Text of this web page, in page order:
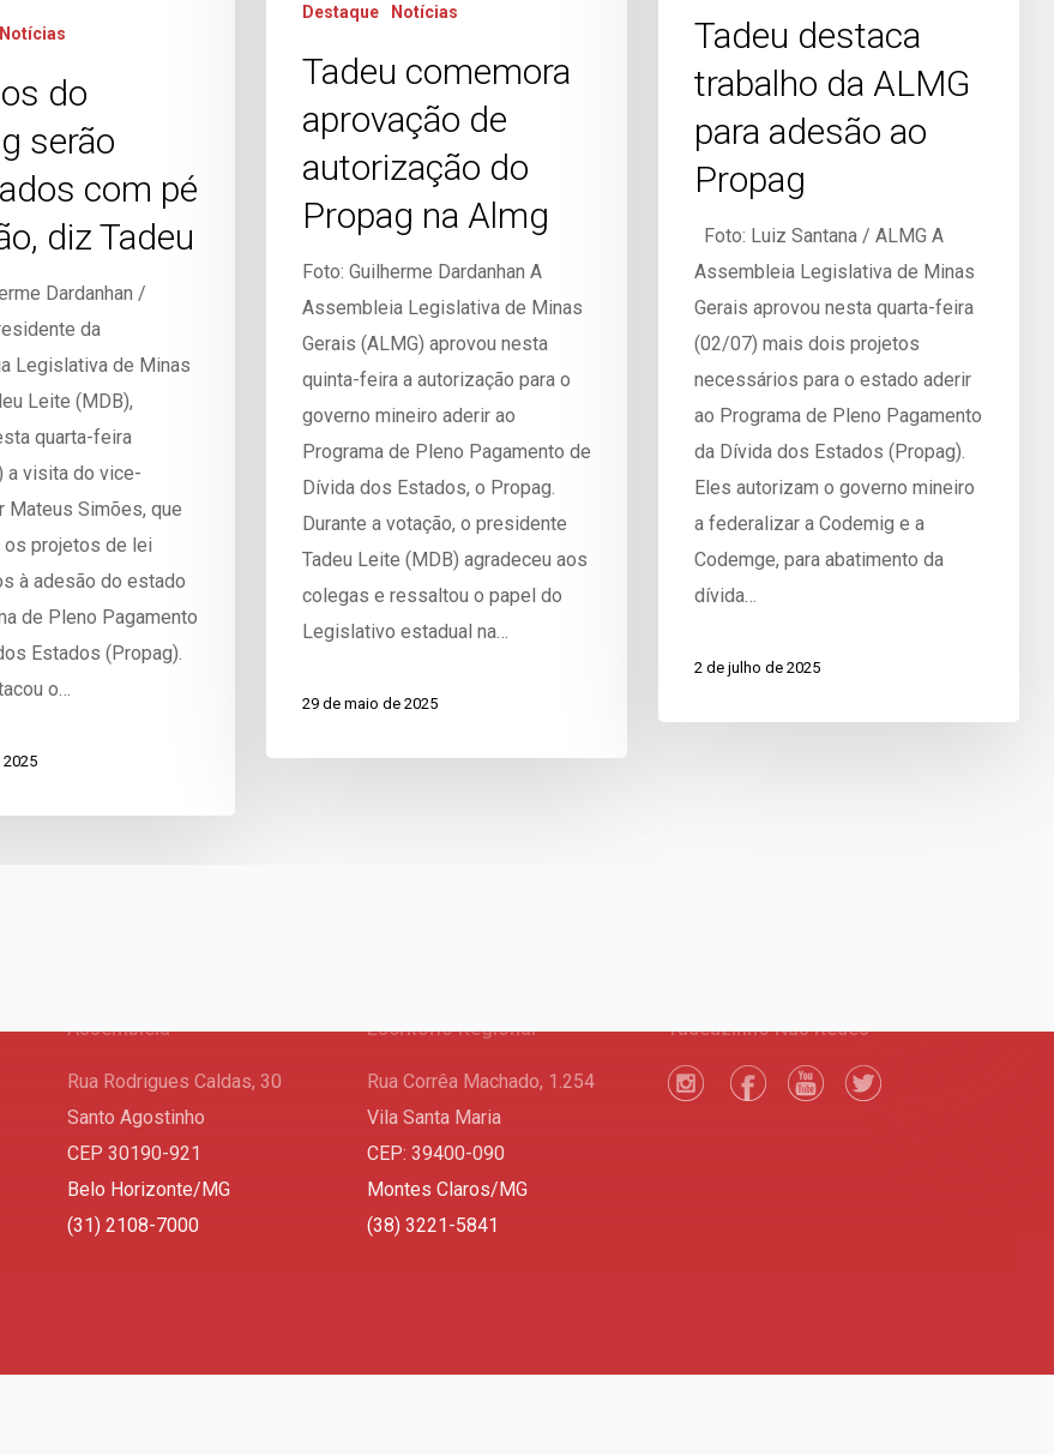
Tadeu destaca
trabalho da ALMG
para adesão ao
Propag
Foto: Luiz Santana / ALMG A
Assembleia Legislativa de Minas
Gerais aprovou nesta quarta-feira
(02/07) mais dois projetos
necessários para o estado aderir
ao Programa de Pleno Pagamento
da Dívida dos Estados (Propag).
Eles autorizam o governo mineiro
a federalizar a Codemig e a
Codemge, para abatimento da
dívida…
2 de julho de 2025
Destaque Notícias
Tadeu comemora
aprovação de
autorização do
Propag na Almg
Foto: Guilherme Dardanhan A
Assembleia Legislativa de Minas
Gerais (ALMG) aprovou nesta
quinta-feira a autorização para o
governo mineiro aderir ao
Programa de Pleno Pagamento de
Dívida dos Estados, o Propag.
Durante a votação, o presidente
Tadeu Leite (MDB) agradeceu aos
colegas e ressaltou o papel do
Legislativo estadual na…
29 de maio de 2025
Notícias
do
serão
com pé
diz Tadeu
Dardanhan /
da
Legislativa de Minas
Leite (MDB),
quarta-feira
visita do vice-
Mateus Simões, que
projetos de lei
à adesão do estado
de Pleno Pagamento
Estados (Propag).
o…
Assembleia
Rua Rodrigues Caldas, 30
Santo Agostinho
CEP 30190-921
Belo Horizonte/MG
(31) 2108-7000
Escritório Regional
Rua Corrêa Machado, 1.254
Vila Santa Maria
CEP: 39400-090
Montes Claros/MG
(38) 3221-5841
Tadeuzinho Nas Redes